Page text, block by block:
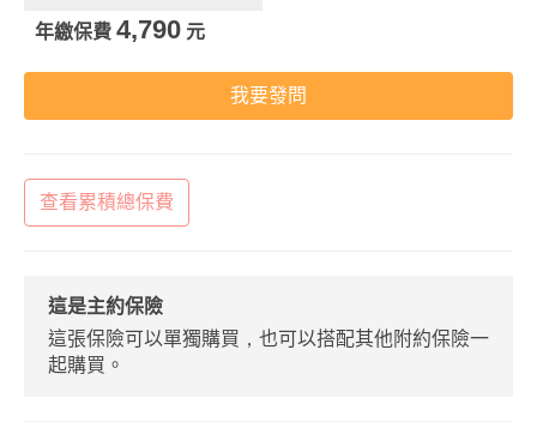
年繳保費 4,790 元
我要發問
查看累積總保費
這是主約保險
這張保險可以單獨購買，也可以搭配其他附約保險一
起購買。